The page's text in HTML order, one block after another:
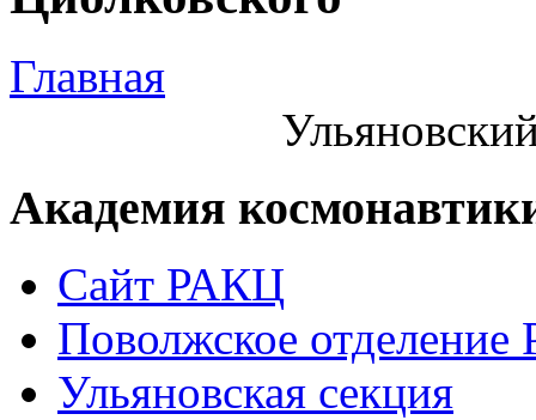
Главная
Академия
Сайт РАКЦ
Поволжское
Ульяновская секция